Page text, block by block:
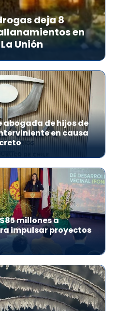
deja 8
en
Unión
de hijos de
en causa
millones a
impulsar proyectos